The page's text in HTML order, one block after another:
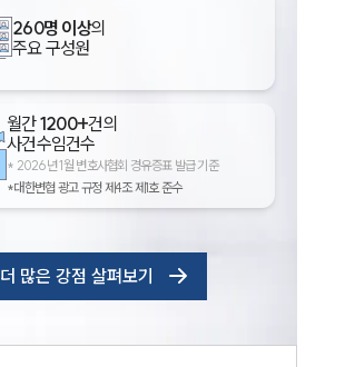
260명 이상의
주요 구성원
월간1200+건의
사건수임건수
* 2026년 1월 변호사협회 경유증표 발급 기준
*대한변협 광고 규정 제4조 제1호 준수
더 많은 강점 살펴보기